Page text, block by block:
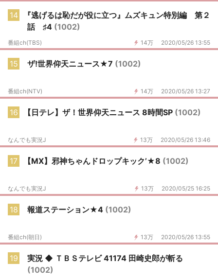
14
『逃げるは恥だが役に立つ』ムズキュン特別編 第２
話 ♯4 (1002)
14万 2020/05/26 13:55
番組ch(TBS)
15 ザ!世界仰天ニュース★7 (1002)
14万 2020/05/26 13:27
番組ch(NTV)
16 【日テレ】ザ！世界仰天ニュース 8時間SP (1002)
13万 2020/05/26 13:46
なんでも実況J
17 【MX】邪神ちゃんドロップキック’★8 (1002)
13万 2020/05/25 16:25
なんでも実況J
18 報道ステーション★4 (1002)
13万 2020/05/26 13:55
番組ch(朝日)
19
実況 ◆ ＴＢＳテレビ 41174 田崎史郎が斬る
(1002)